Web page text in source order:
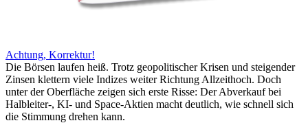
Achtung, Korrektur!
Die Börsen laufen heiß. Trotz geopolitischer Krisen und steigender
Zinsen klettern viele Indizes weiter Richtung Allzeithoch. Doch
unter der Oberfläche zeigen sich erste Risse: Der Abverkauf bei
Halbleiter-, KI- und Space-Aktien macht deutlich, wie schnell sich
die Stimmung drehen kann.